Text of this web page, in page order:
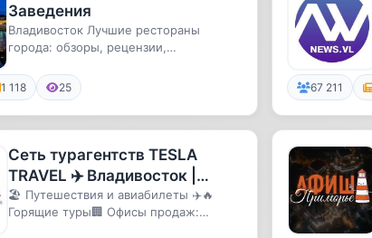
Заведения
Владивосток Лучшие рестораны
города: обзоры, рецензии,
1 118 25 67 211
Сеть турагентств TESLA
TRAVEL ✈️ Владивосток |
Хабаровск | Туры,
авиабилеты
🏖 Путешествия и авиабилеты ✈️🔥
Горящие туры🏢 Офисы продаж: